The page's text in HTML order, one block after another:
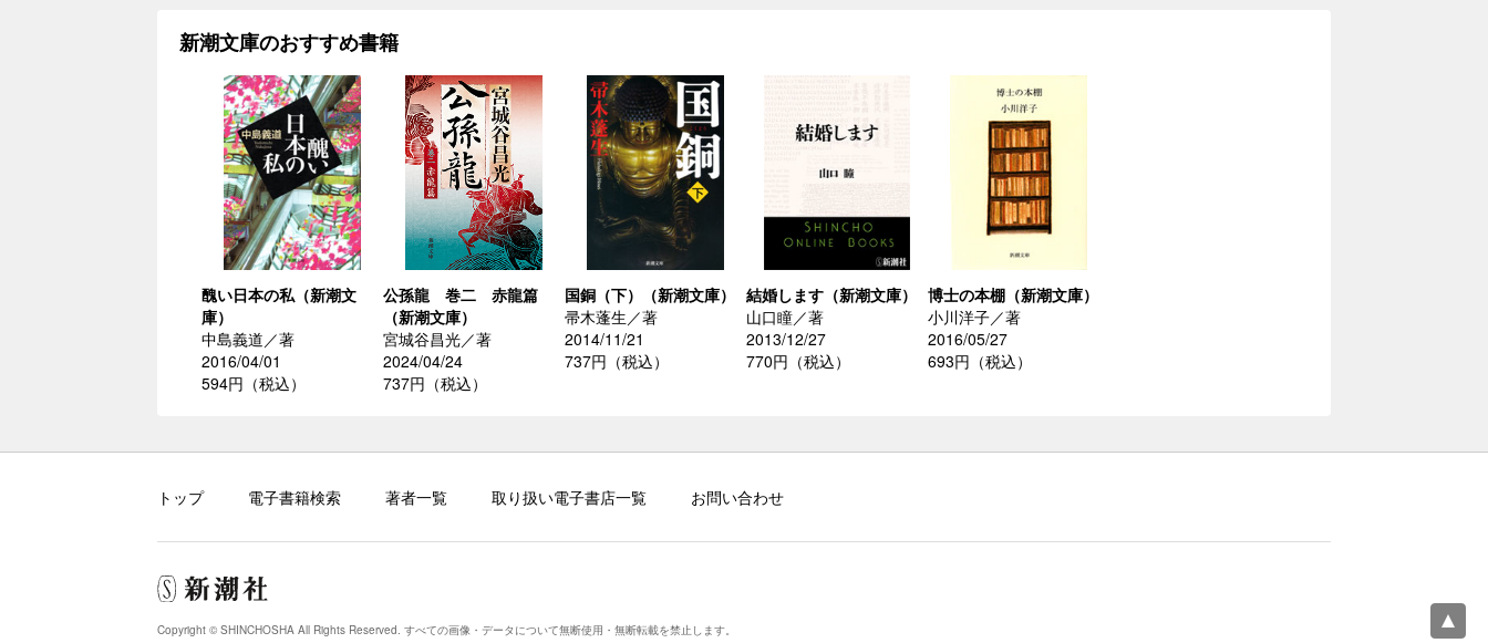
新潮文庫のおすすめ書籍
醜い日本の私（新潮文
庫）
中島義道／著
2016/04/01
594円（税込）
公孫龍 巻二 赤龍篇
（新潮文庫）
宮城谷昌光／著
2024/04/24
737円（税込）
国銅（下）（新潮文庫）
帚木蓬生／著
2014/11/21
737円（税込）
結婚します（新潮文庫）
山口瞳／著
2013/12/27
770円（税込）
博士の本棚（新潮文庫）
小川洋子／著
2016/05/27
693円（税込）
トップ 電子書籍検索 著者一覧 取り扱い電子書店一覧 お問い合わせ
Copyright © SHINCHOSHA All Rights Reserved. すべての画像・データについて無断使用・無断転載を禁止します。